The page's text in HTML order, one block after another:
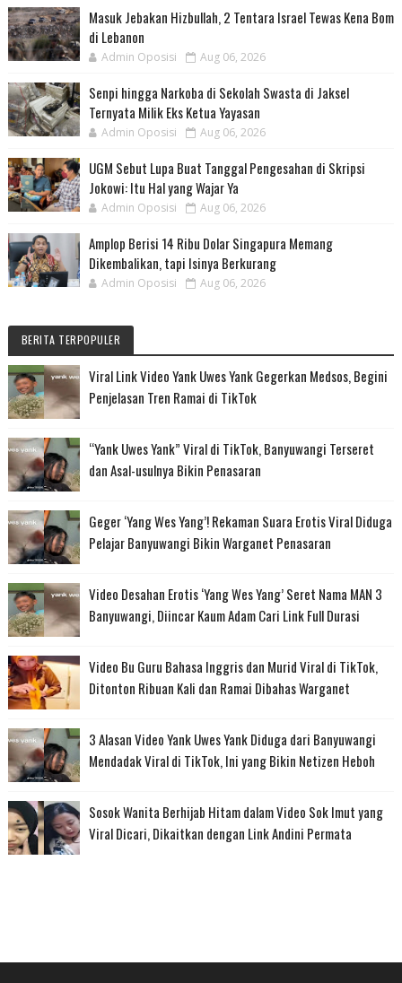
Masuk Jebakan Hizbullah, 2 Tentara Israel Tewas Kena Bom
di Lebanon
Admin Oposisi Aug 06, 2026
Senpi hingga Narkoba di Sekolah Swasta di Jaksel
Ternyata Milik Eks Ketua Yayasan
Admin Oposisi Aug 06, 2026
UGM Sebut Lupa Buat Tanggal Pengesahan di Skripsi
Jokowi: Itu Hal yang Wajar Ya
Admin Oposisi Aug 06, 2026
Amplop Berisi 14 Ribu Dolar Singapura Memang
Dikembalikan, tapi Isinya Berkurang
Admin Oposisi Aug 06, 2026
BERITA TERPOPULER
Viral Link Video Yank Uwes Yank Gegerkan Medsos, Begini
Penjelasan Tren Ramai di TikTok
“Yank Uwes Yank” Viral di TikTok, Banyuwangi Terseret
dan Asal-usulnya Bikin Penasaran
Geger ‘Yang Wes Yang’! Rekaman Suara Erotis Viral Diduga
Pelajar Banyuwangi Bikin Warganet Penasaran
Video Desahan Erotis ‘Yang Wes Yang’ Seret Nama MAN 3
Banyuwangi, Diincar Kaum Adam Cari Link Full Durasi
Video Bu Guru Bahasa Inggris dan Murid Viral di TikTok,
Ditonton Ribuan Kali dan Ramai Dibahas Warganet
3 Alasan Video Yank Uwes Yank Diduga dari Banyuwangi
Mendadak Viral di TikTok, Ini yang Bikin Netizen Heboh
Sosok Wanita Berhijab Hitam dalam Video Sok Imut yang
Viral Dicari, Dikaitkan dengan Link Andini Permata